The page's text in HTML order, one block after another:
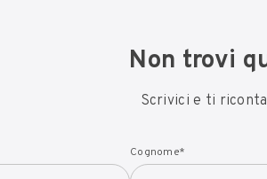
Non trovi
Scrivici e ti
Cognome*